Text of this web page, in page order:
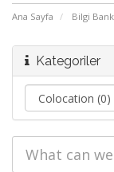
Ana Sayfa Bilgi
Kategoriler